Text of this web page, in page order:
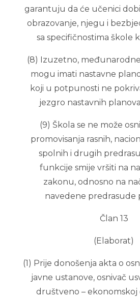
garantuju da će učenici
obrazovanje, njegu i
sa specifičnostima škole
(8) Izuzetno,
mogu imati nastavne
koji u potpunosti ne
jezgro nastavnih
(9) Škola se ne može
promovisanja rasnih,
spolnih i drugih
funkcije smije vršiti na
zakonu, odnosno na
navedene predrasude
Član 13
(Elaborat)
(1) Prije donošenja akta o
javne ustanove, osnivač
društveno – ekonomskoj